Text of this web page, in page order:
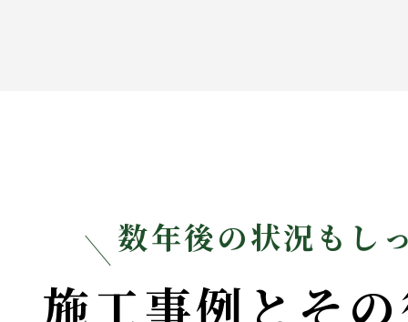
数年後の状況もし
施工事例とそ